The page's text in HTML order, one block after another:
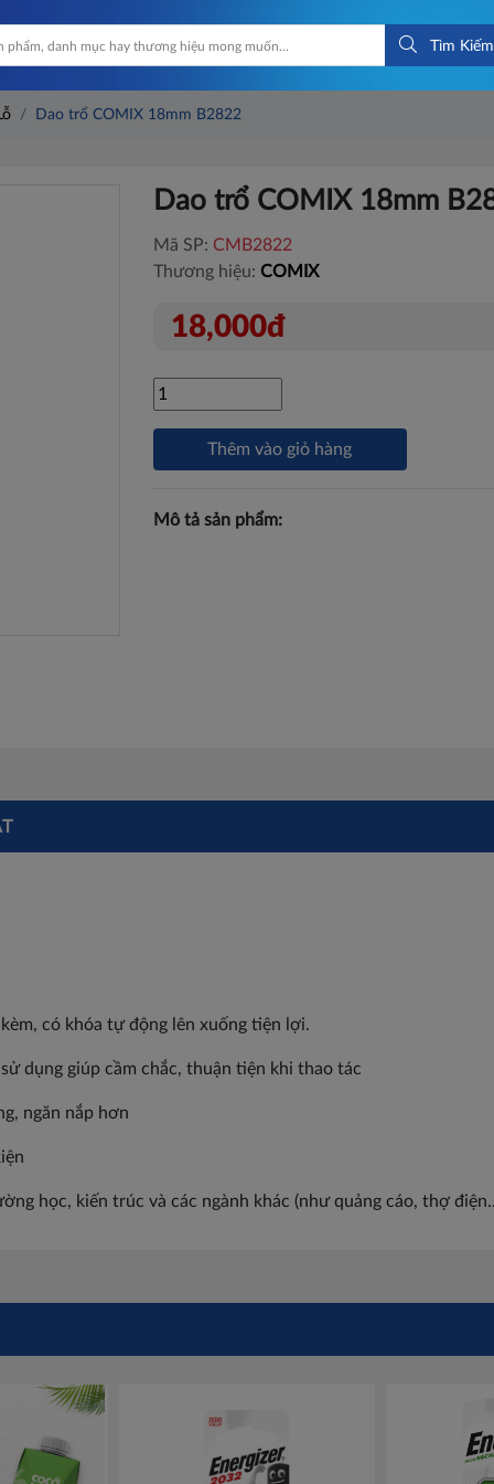
Tìm Kiếm
Dao trổ COMIX 18mm B2822
Dao trổ COMIX 18mm
Mã SP: CMB2822
Thương hiệu:COMIX
18,000đ
Thêm vào giỏ hàng
Mô tả sản phẩm:
có khóa tự động lên xuống tiện lợi.
dụng giúp cầm chắc, thuận tiện khi thao tác
ngăn nắp hơn
học, kiến trúc và các ngành khác (như quảng cáo, thợ